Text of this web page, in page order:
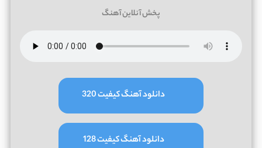
پخش آنلاین آهنگ
دانلود آهنگ کیفیت 320
دانلود آهنگ کیفیت 128